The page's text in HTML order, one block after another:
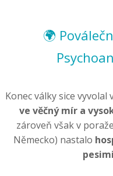
🌍
Konec války sice vyvolal
ve věčný mír a
zároveň však v
Německo) nastalo